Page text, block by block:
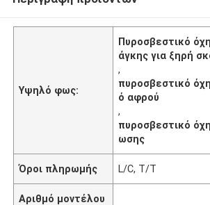
Υψηλό φως:
Πυροσβεστικό
άγκης για ξηρή
,
πυροσβεστικό
ό αφρού
,
πυροσβεστικό
ωσης
Όροι πληρωμής L/C, T/T
Αριθμό μοντέλου